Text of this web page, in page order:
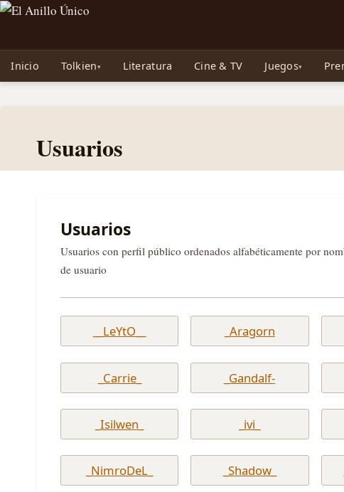
Inicio Tolkien Literatura Cine & TV Juegos
Usuarios
Usuarios
Usuarios con perfil público ordenados alfabéticamente por
de usuario
__LeYtO__ _Aragorn
_Carrie_ _Gandalf-
_Isilwen_ _ivi_
_NimroDeL_ _Shadow_